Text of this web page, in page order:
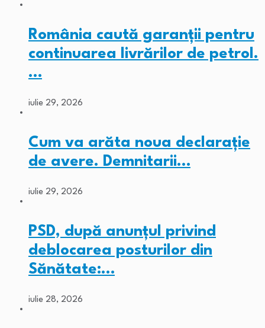
România caută garanții pentru
continuarea livrărilor de petrol.
…
iulie 29, 2026
Cum va arăta noua declarație
de avere. Demnitarii…
iulie 29, 2026
PSD, după anunțul privind
deblocarea posturilor din
Sănătate:…
iulie 28, 2026